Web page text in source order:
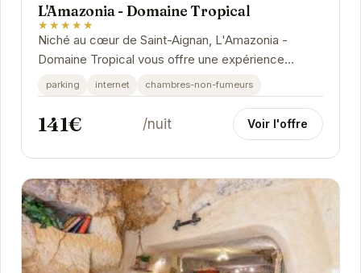
L'Amazonia - Domaine Tropical
★★★★★
Niché au cœur de Saint-Aignan, L'Amazonia -
Domaine Tropical vous offre une expérience
unique alliant le charme d'un environnement tropical
à des...
parking internet chambres-non-fumeurs
141€ /nuit Voir l'offre